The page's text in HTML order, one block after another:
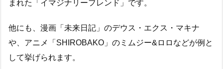
まれた「イマジナリーフレンド」です。
他にも、漫画「未来日記」のデウス・エクス・マキナ
や、アニメ「SHIROBAKO」のミムジー&ロロなどが例と
して挙げられます。